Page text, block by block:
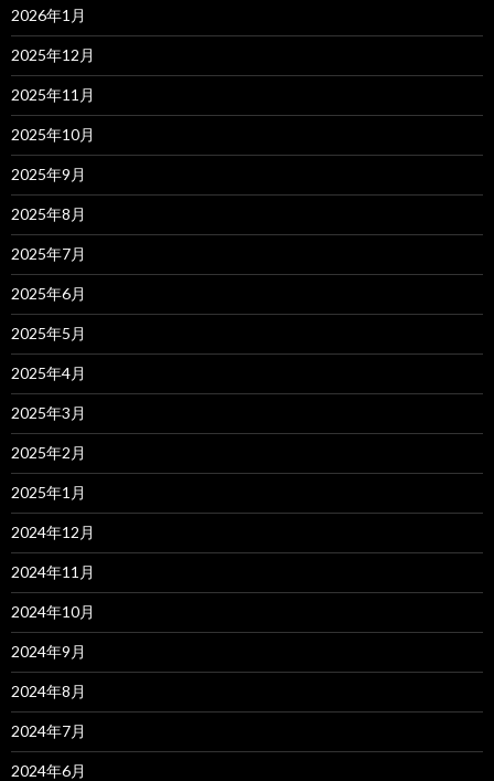
2026年1月
2025年12月
2025年11月
2025年10月
2025年9月
2025年8月
2025年7月
2025年6月
2025年5月
2025年4月
2025年3月
2025年2月
2025年1月
2024年12月
2024年11月
2024年10月
2024年9月
2024年8月
2024年7月
2024年6月